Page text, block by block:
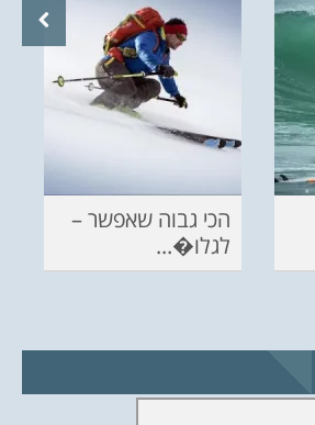
הכי גבוה שאפשר –
לגלו�...